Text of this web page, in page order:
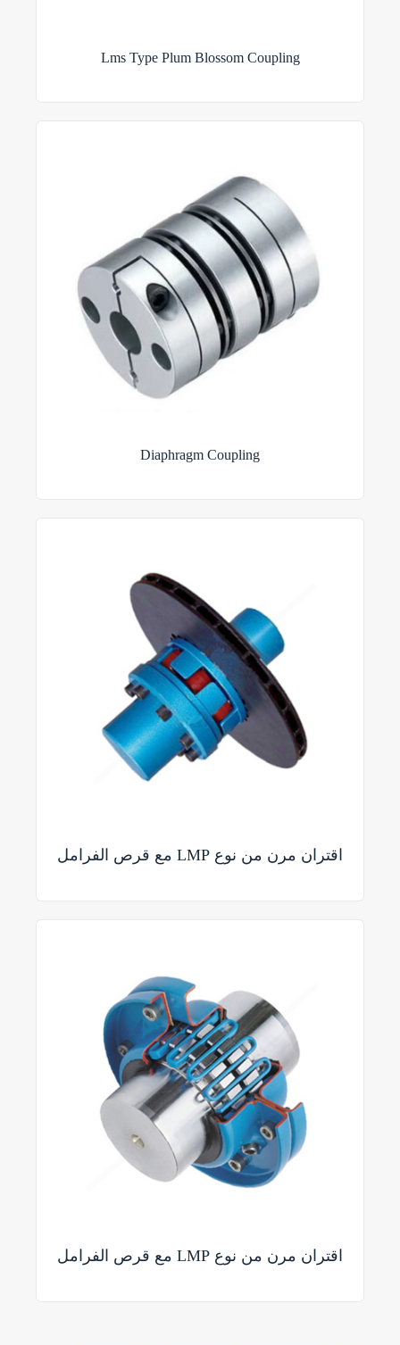
Lms Type Plum Blossom Coupling
Diaphragm Coupling
اقتران مرن من نوع LMP مع قرص الفرامل
اقتران مرن من نوع LMP مع قرص الفرامل